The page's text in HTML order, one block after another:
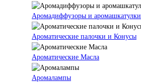
Аромадиффузоры и аромашкатулки
Ароматические палочки и Конусы
Ароматические Масла
Аромалампы